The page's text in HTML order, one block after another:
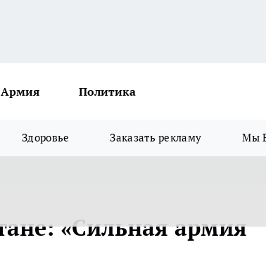
Армия Политика
Здоровье Заказать рекламу Мы
«Сильная армия